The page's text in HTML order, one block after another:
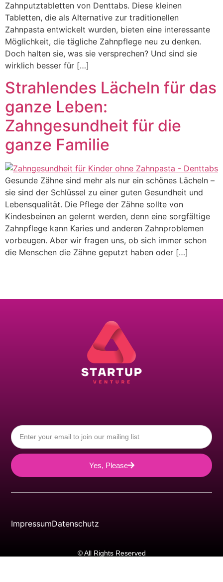
Zahnputztabletten von Denttabs. Diese kleinen
Tabletten, die als Alternative zur traditionellen
Zahnpasta entwickelt wurden, bieten eine interessante
Möglichkeit, die tägliche Zahnpflege neu zu denken.
Doch halten sie, was sie versprechen? Und sind sie
wirklich besser für […]
Strahlendes Lächeln für das
ganze Leben:
Zahngesundheit für die
ganze Familie
Gesunde Zähne sind mehr als nur ein schönes Lächeln –
sie sind der Schlüssel zu einer guten Gesundheit und
Lebensqualität. Die Pflege der Zähne sollte von
Kindesbeinen an gelernt werden, denn eine sorgfältige
Zahnpflege kann Karies und anderen Zahnproblemen
vorbeugen. Aber wir fragen uns, ob sich immer schon
die Menschen die Zähne geputzt haben oder […]
Yes, Please
ImpressumDatenschutz
© All Rights Reserved